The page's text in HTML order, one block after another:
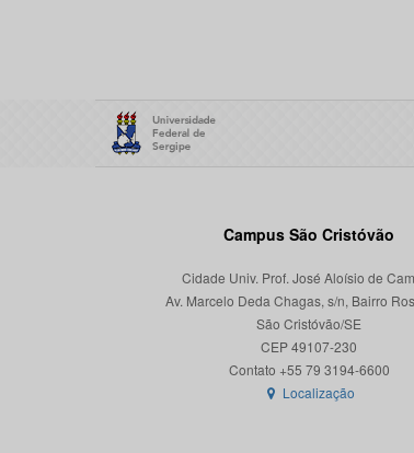
Campus São Cristóvão
Cidade Univ. Prof. José Aloísio de
Av. Marcelo Deda Chagas, s/n, Bairro
São Cristóvão/SE
CEP 49107-230
Localização